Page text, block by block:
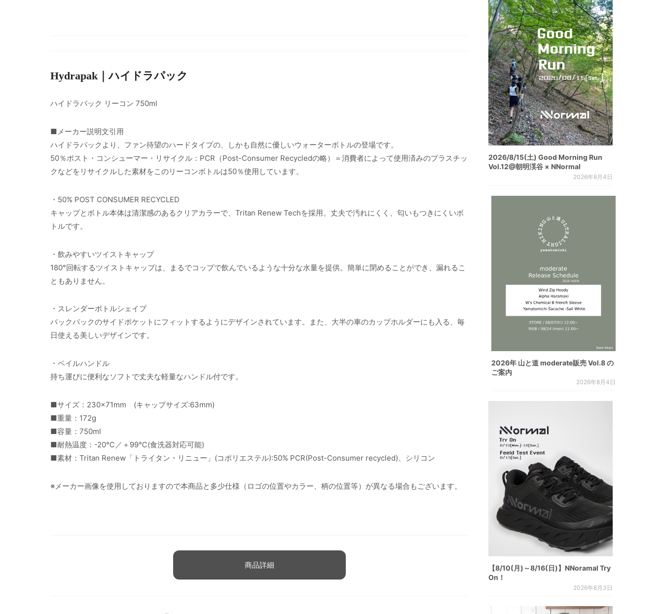
Hydrapak｜ハイドラパック
ハイドラパック リーコン 750ml
■メーカー説明文引用
ハイドラパックより、ファン待望のハードタイプの、しかも自然に優しいウォーターボトルの登場です。
50％ポスト・コンシューマー・リサイクル：PCR（Post-Consumer Recycledの略）＝消費者によって使用済みのプラスチッ
クなどをリサイクルした素材をこのリーコンボトルは50％使用しています。
・50% POST CONSUMER RECYCLED
キャップとボトル本体は清潔感のあるクリアカラーで、Tritan Renew Techを採用。丈夫で汚れにくく、匂いもつきにくいボ
トルです。
・飲みやすいツイストキャップ
180°回転するツイストキャップは、まるでコップで飲んでいるような十分な水量を提供。簡単に閉めることができ、漏れるこ
ともありません。
・スレンダーボトルシェイプ
バックパックのサイドポケットにフィットするようにデザインされています。また、大半の車のカップホルダーにも入る、毎
日使える美しいデザインです。
・ベイルハンドル
持ち運びに便利なソフトで丈夫な軽量なハンドル付です。
■サイズ：230×71mm (キャップサイズ:63mm)
■重量：172g
■容量：750ml
■耐熱温度：-20℃／＋99℃(食洗器対応可能)
■素材：Tritan Renew「トライタン・リニュー」(コポリエステル):50% PCR(Post-Consumer recycled)、シリコン
※メーカー画像を使用しておりますので本商品と多少仕様（ロゴの位置やカラー、柄の位置等）が異なる場合もございます。
商品詳細
2026/8/15(土) Good Morning Run
Vol.12@朝明渓谷 × NNormal
2026年8月4日
2026年 山と道 moderate販売 Vol.8 の
ご案内
2026年8月4日
【8/10(月)～8/16(日)】NNoramal Try
On！
2026年8月3日